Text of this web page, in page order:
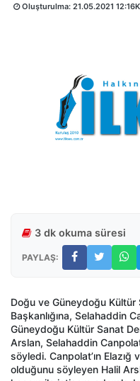
Oluşturulma: 21.05.2021 12:16
3 dk okuma süresi
PAYLAŞ:
Doğu ve Güneydoğu Kültür
Başkanlığına, Selahaddin
Güneydoğu Kültür Sanat
Arslan, Selahaddin
söyledi. Canpolat’ın
olduğunu söyleyen Halil